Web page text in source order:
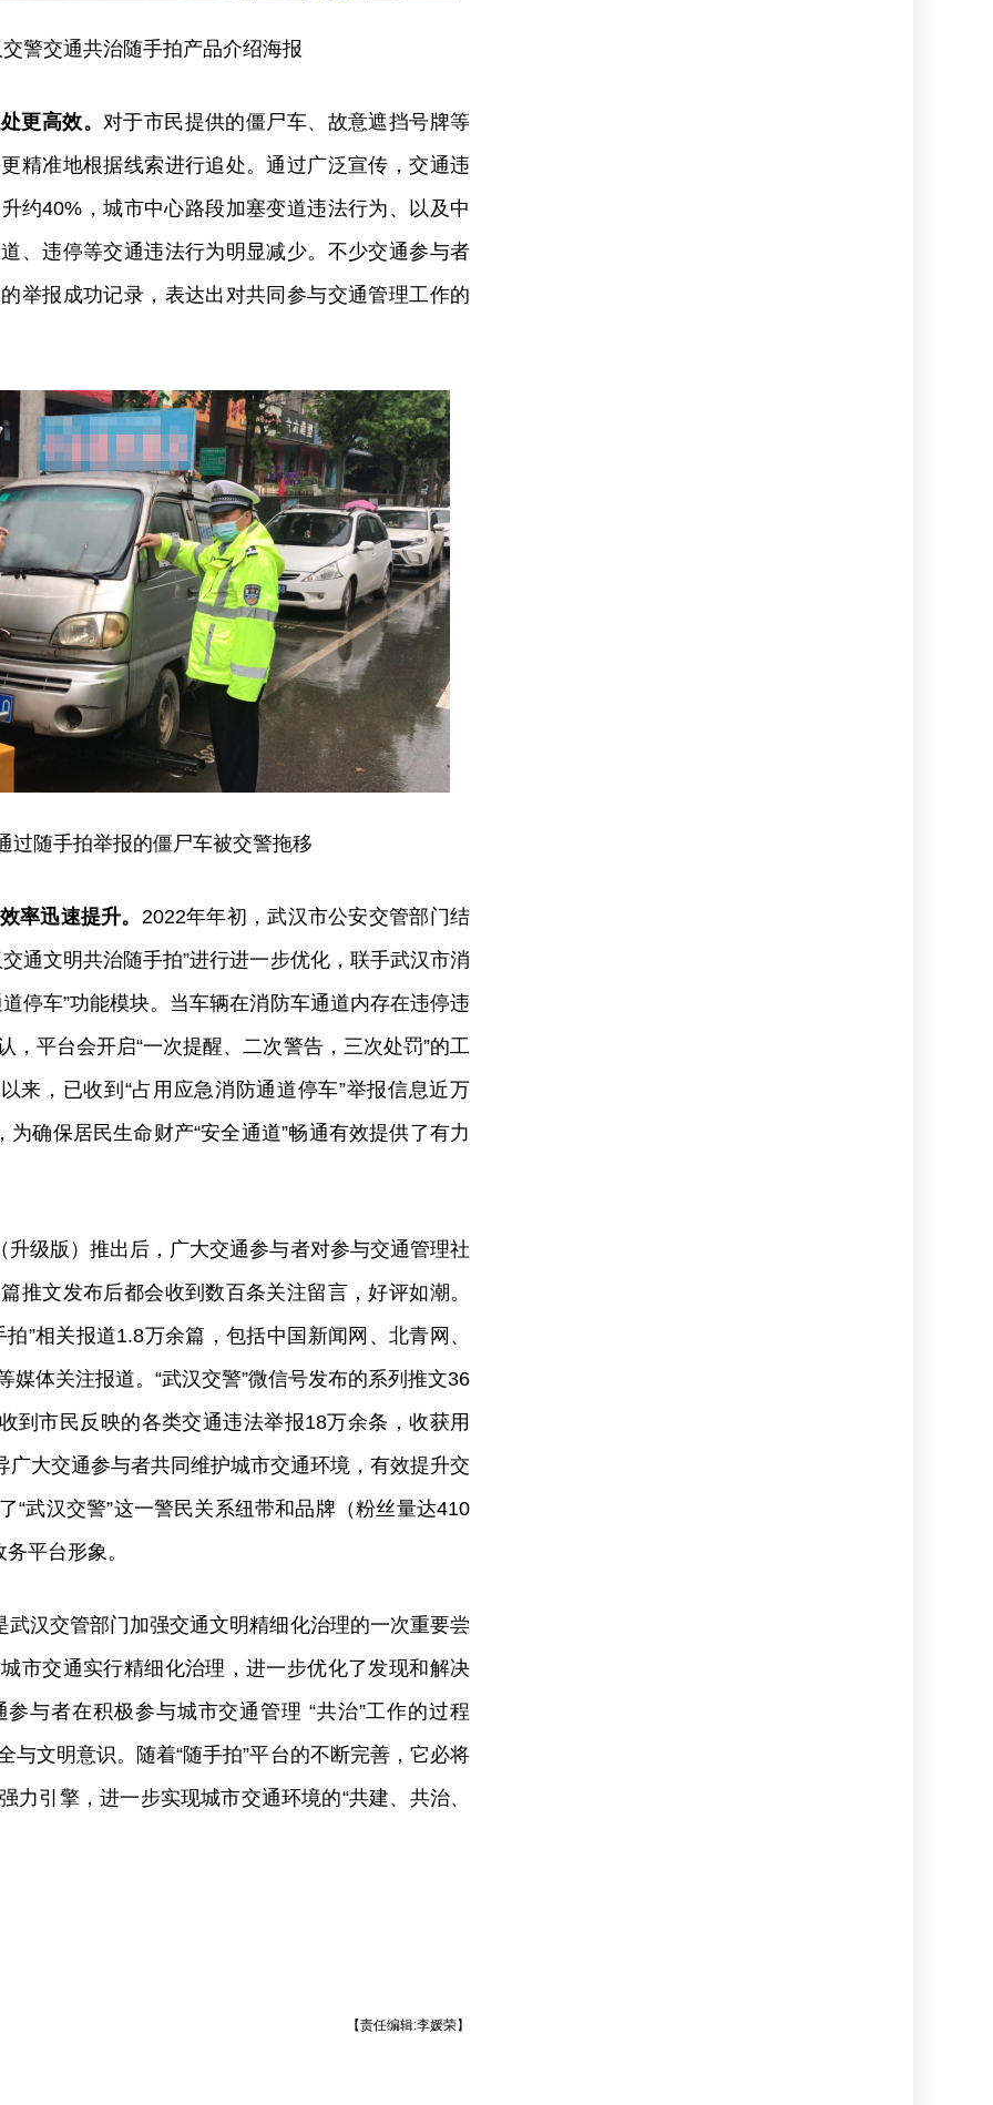
警交通共治随手拍产品介绍海报
更高效。 对于市民提供的僵尸车、故意遮挡号牌等
精准地根据线索进行追处。通过广泛宣传，交通违
约40%，城市中心路段加塞变道违法行为、以及中
、违停等交通违法行为明显减少。不少交通参与者
举报成功记录，表达出对共同参与交通管理工作的
过随手拍举报的僵尸车被交警拖移
率迅速提升。 2022年年初，武汉市公安交管部门结
通文明共治随手拍”进行进一步优化，联手武汉市消
停车”功能模块。当车辆在消防车通道内存在违停违
，平台会开启“一次提醒、二次警告，三次处罚”的工
来，已收到“占用应急消防通道停车”举报信息近万
为确保居民生命财产“安全通道”畅通有效提供了有力
升级版）推出后，广大交通参与者对参与交通管理社
推文发布后都会收到数百条关注留言，好评如潮。
”相关报道1.8万余篇，包括中国新闻网、北青网、
媒体关注报道。“武汉交警”微信号发布的系列推文36
到市民反映的各类交通违法举报18万余条，收获用
大交通参与者共同维护城市交通环境，有效提升交
“武汉交警”这一警民关系纽带和品牌（粉丝量达410
平台形象。
武汉交管部门加强交通文明精细化治理的一次重要尝
市交通实行精细化治理，进一步优化了发现和解决
与者在积极参与城市交通管理 “共治”工作的过程
与文明意识。随着“随手拍”平台的不断完善，它必将
力引擎，进一步实现城市交通环境的“共建、共治、
【责任编辑:李媛荣】